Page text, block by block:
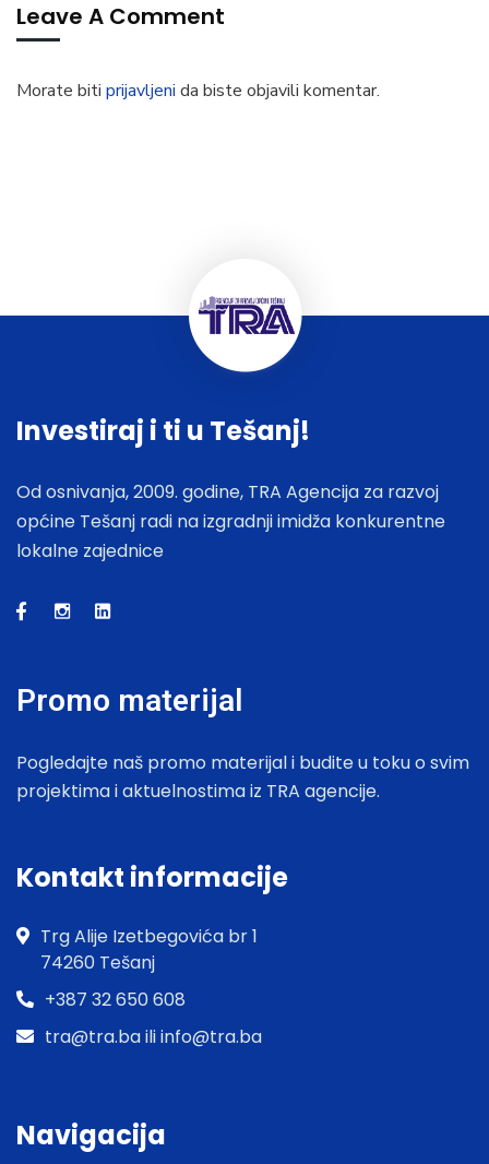
Leave A Comment
Morate biti prijavljeni da biste objavili komentar.
Investiraj i ti u Tešanj!
Od osnivanja, 2009. godine, TRA Agencija za razvoj
općine Tešanj radi na izgradnji imidža konkurentne
lokalne zajednice
Promo materijal
Pogledajte naš promo materijal i budite u toku o svim
projektima i aktuelnostima iz TRA agencije.
Kontakt informacije
Trg Alije Izetbegovića br 1
74260 Tešanj
+387 32 650 608
tra@tra.ba ili info@tra.ba
Navigacija